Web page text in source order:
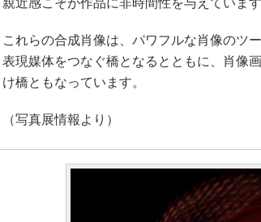
親近感こそが作品に非時間性を与えています
これらの合成肖像は、パワフルな肖像のツ
表現媒体をつなぐ橋となるとともに、肖像
け橋ともなっています。
（写真展情報より）